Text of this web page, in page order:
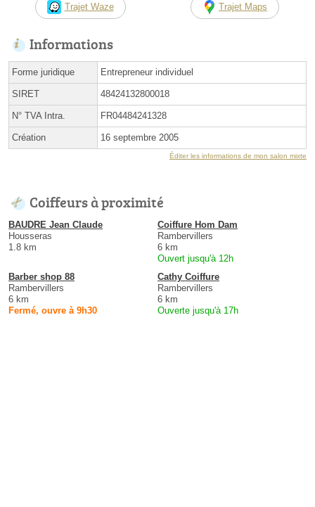
Trajet Waze Trajet Maps
Informations
Forme juridique Entrepreneur individuel
SIRET 48424132800018
N° TVA Intra. FR04484241328
Création 16 septembre 2005
Éditer les informations de mon salon mixte
Coiffeurs à proximité
BAUDRE Jean Claude
Housseras
1.8 km
Coiffure Hom Dam
Rambervillers
6 km
Ouvert jusqu'à 12h
Barber shop 88
Rambervillers
6 km
Fermé, ouvre à 9h30
Cathy Coiffure
Rambervillers
6 km
Ouverte jusqu'à 17h